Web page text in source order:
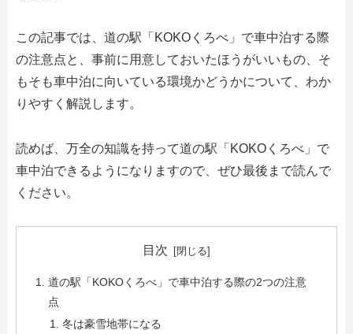
この記事では、道の駅「KOKOくろべ」で車中泊する際
の注意点と、事前に用意しておいたほうがいいもの、そ
もそも車中泊に向いている環境かどうかについて、わか
りやすく解説します。
読めば、万全の知識を持って道の駅「KOKOくろべ」で
車中泊できるようになりますので、ぜひ最後まで読んで
ください。
目次
道の駅「KOKOくろべ」で車中泊する際の2つの注意
点
冬は豪雪地帯になる